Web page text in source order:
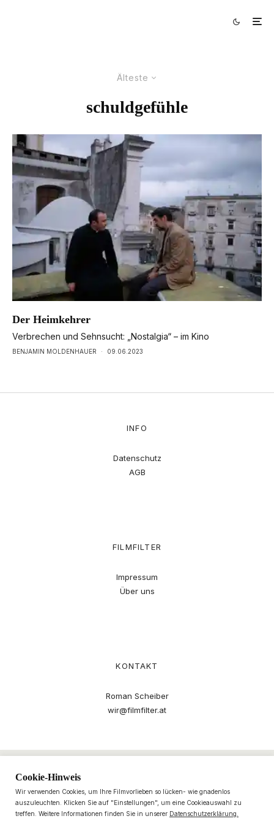
Älteste
schuldgefühle
Der Heimkehrer
Verbrechen und Sehnsucht: „Nostalgia“ – im Kino
BENJAMIN MOLDENHAUER · 09.06.2023
INFO
Datenschutz
AGB
FILMFILTER
Impressum
Über uns
KONTAKT
Roman Scheiber
wir@filmfilter.at
Cookie-Hinweis
Wir verwenden Cookies, um Ihre Filmvorlieben so lücken- wie gnadenlos
auszuleuchten. Klicken Sie auf "Einstellungen", um eine Cookieauswahl zu
treffen. Weitere Informationen finden Sie in unserer Datenschutzerklärung.